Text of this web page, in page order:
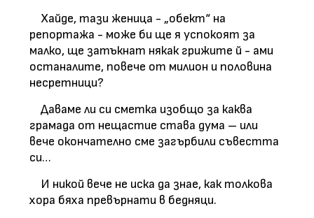
Хайде, тази женица - „обект“ на
репортажа - може би ще я успокоят за
малко, ще затъкнат някак грижите й - ами
останалите, повече от милион и половина
несретници?
Даваме ли си сметка изобщо за каква
грамада от нещастие става дума – или
вече окончателно сме загърбили съвестта
си…
И никой вече не иска да знае, как толкова
хора бяха превърнати в бедняци.